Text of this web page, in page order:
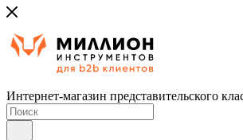
Интернет-магазин представительского